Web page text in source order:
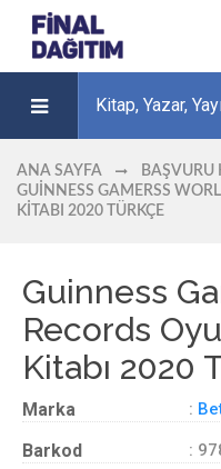
ANA SAYFA BAŞVURU
GUINNESS GAMERSS
KITABI 2020 TÜRKÇE
Guinness
Records
Kitabı 2020
Marka :
Barkod :